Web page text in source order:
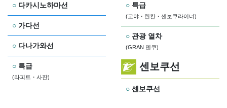
다카시노하마선
가다선
다나가와선
특급
(라피트・사잔)
특급
(고야・린칸・센보쿠라이너)
관광 열차
(GRAN 덴쿠)
센보쿠선
센보쿠선